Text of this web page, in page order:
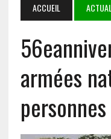
ACCUEIL
armées